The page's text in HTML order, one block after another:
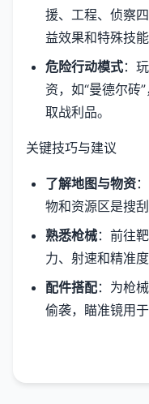
援、工程、侦察
益效果和特殊技能
危险行动模式：
资，如“曼德尔砖
取战利品。
关键技巧与建议
了解地图与物资
物和资源区是搜刮
熟悉枪械：前往
力、射速和精准
配件搭配：为枪
偷袭，瞄准镜用